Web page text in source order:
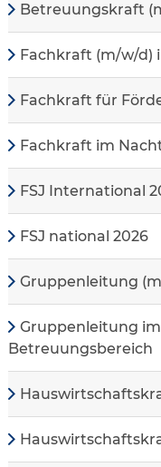
Betreuungskraft
Fachkraft (m/w/d)
Fachkraft für
Fachkraft im
FSJ International
FSJ national 2026
Gruppenleitung
Gruppenleitung
Betreuungsbereich